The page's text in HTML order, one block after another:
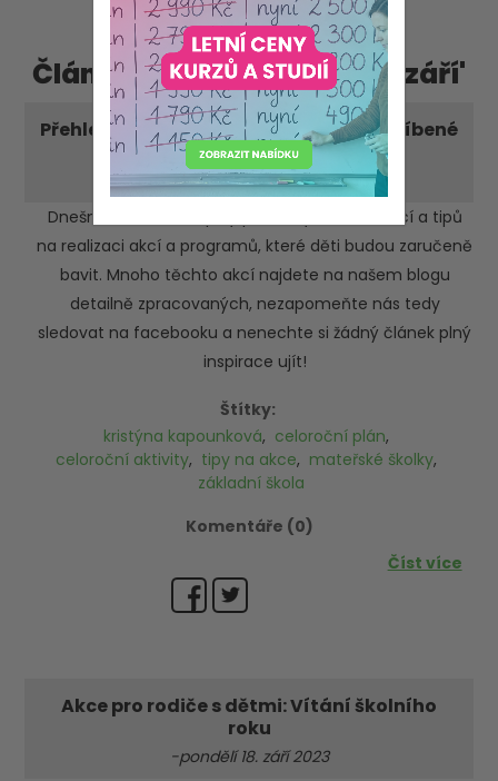
Články - příspěvky '2023' 'září'
Přehled akcí v MŠ: celoroční tipy na oblíbené
akce i programy
-pondělí 25. září 2023
Dnešní článek bude plný praktických informací a tipů
na realizaci akcí a programů, které děti budou zaručeně
bavit. Mnoho těchto akcí najdete na našem blogu
detailně zpracovaných, nezapomeňte nás tedy
sledovat na facebooku a nenechte si žádný článek plný
inspirace ujít!
Štítky:
kristýna kapounková, celoroční plán,
celoroční aktivity, tipy na akce, mateřské školky,
základní škola
Komentáře (0)
Číst více
Akce pro rodiče s dětmi: Vítání školního
roku
-pondělí 18. září 2023